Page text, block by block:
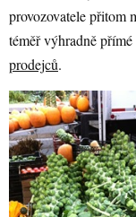
provozovatele přitom
téměř výhradně
prodejců.